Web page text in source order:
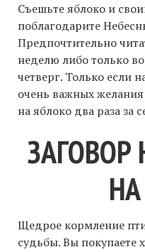
Съешьте яблоко и
поблагодарите
Предпочтительно
неделю либо только
четверг. Только если
очень важных
на яблоко два раза за
Щедрое кормление
судьбы. Вы покупаете